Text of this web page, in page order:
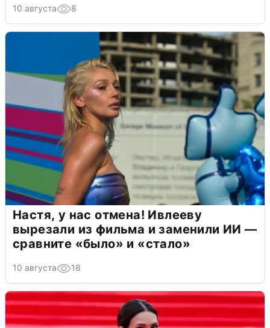
10 августа 8
Настя, у нас отмена! Ивлееву
вырезали из фильма и заменили ИИ —
сравните «было» и «стало»
10 августа 18